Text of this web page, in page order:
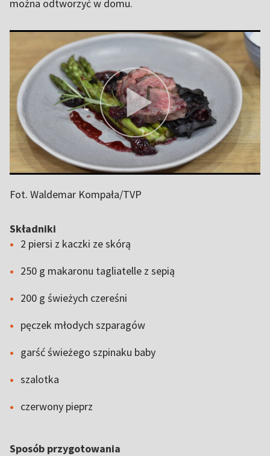
można odtworzyć w domu.
Fot. Waldemar Kompała/TVP
Składniki
2 piersi z kaczki ze skórą
250 g makaronu tagliatelle z sepią
200 g świeżych czereśni
pęczek młodych szparagów
garść świeżego szpinaku baby
szalotka
czerwony pieprz
Sposób przygotowania